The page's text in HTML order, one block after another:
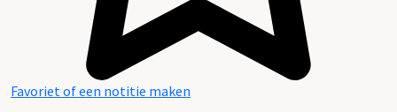
Favoriet of een notitie maken